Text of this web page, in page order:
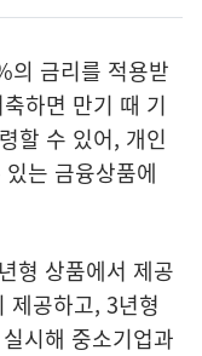
의 금리를 적용받
하면 만기 때 기
할 수 있어, 개인
는 금융상품에
형 상품에서 제공
제공하고, 3년형
시해 중소기업과